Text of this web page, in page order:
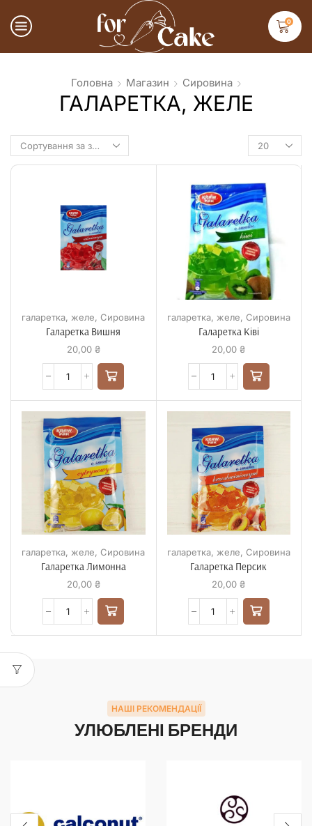
0
Головна Магазин Сировина
ГАЛАРЕТКА, ЖЕЛЕ
галаретка, желе, Сировина
Галаретка Вишня
20,00 ₴
галаретка, желе, Сировина
Галаретка Ківі
20,00₴
галаретка, желе, Сировина
Галаретка Лимонна
20,00 ₴
галаретка, желе, Сировина
Галаретка Персик
20,00₴
НАШІ РЕКОМЕНДАЦІЇ
УЛЮБЛЕНІ БРЕНДИ